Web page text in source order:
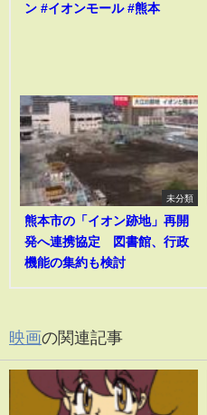
ン #イオンモール #熊本
未分類
熊本市の「イオン跡地」再開
発へ連携協定 図書館、行政
機能の集約も検討
映画の関連記事